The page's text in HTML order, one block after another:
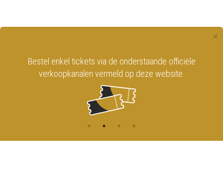
×
Bestel enkel tickets via de onderstaande officiële
verkoopkanalen vermeld op deze website.